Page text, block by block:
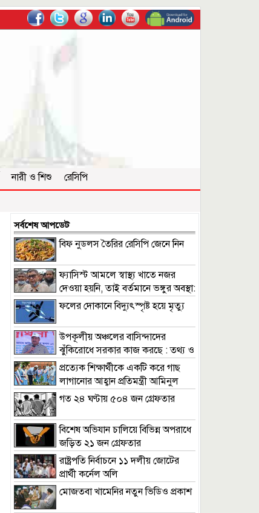
নারী ও শিশু
রেসিপি
সর্বশেষ আপডেট
বিফ নুডলস তৈরির রেসিপি জেনে নিন
ফ্যাসিস্ট আমলে স্বাস্থ্য খাতে নজর
দেওয়া হয়নি, তাই বর্তমানে ভঙ্গুর অবস্থা:
স্বাস্থ্যমন্ত্রী
ফলের দোকানে বিদ্যুৎস্পৃষ্ট হয়ে মৃত্যু
উপকূলীয় অঞ্চলের বাসিন্দাদের
ঝুঁকিরোধে সরকার কাজ করছে : তথ্য ও
সম্প্রচার মন্ত্রী প্রত্যেক শিক্ষার্থীকে একটি করে গাছ
লাগানোর আহ্বান প্রতিমন্ত্রী আমিনুল
হকের
গত ২৪ ঘণ্টায় ৫০৪ জন গ্রেফতার
বিশেষ অভিযান চালিয়ে বিভিন্ন অপরাধে
জড়িত ২১ জন গ্রেফতার
রাষ্ট্রপতি নির্বাচনে ১১ দলীয় জোটের
প্রার্থী কর্নেল অলি
মোজতবা খামেনির নতুন ভিডিও প্রকাশ